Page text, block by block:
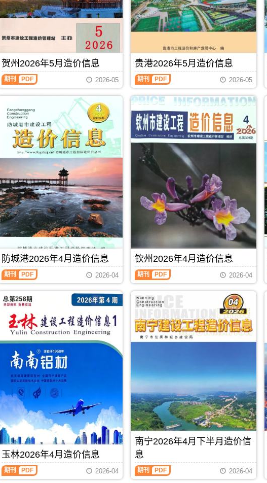
价，
来
造
信
息
期
刊
息
期
刊
PDF
于
崇
左
程
同
价
款
确
定
与
整，
市
施
建
材
取
价
指
导，
崇
造
价
信
期
刊
PDF
海
工
程
全
成
本
管
控，
属
于
北
海
市
工
程
料
北
息
期
刊
PDF
报
价）
期
玉
林
市
建
设
工
程
造
价
信
息
发
布，
材
价、
筑
市
场
材
料
售
及
工
程
租
台
班
价，
玉
林
市
造
价
信
息
贺州2026年5月造价信息
期刊 PDF 2026-05
贵港2026年5月造价信息
期刊 PDF 2026-05
防城港2026年4月造价信息
期刊 PDF 2026-04
钦州2026年4月造价信息
期刊 PDF 2026-04
玉林2026年4月造价信息
期刊 PDF 2026-04
南宁2026年4月下半月造价信
息
期刊 PDF 2026-04